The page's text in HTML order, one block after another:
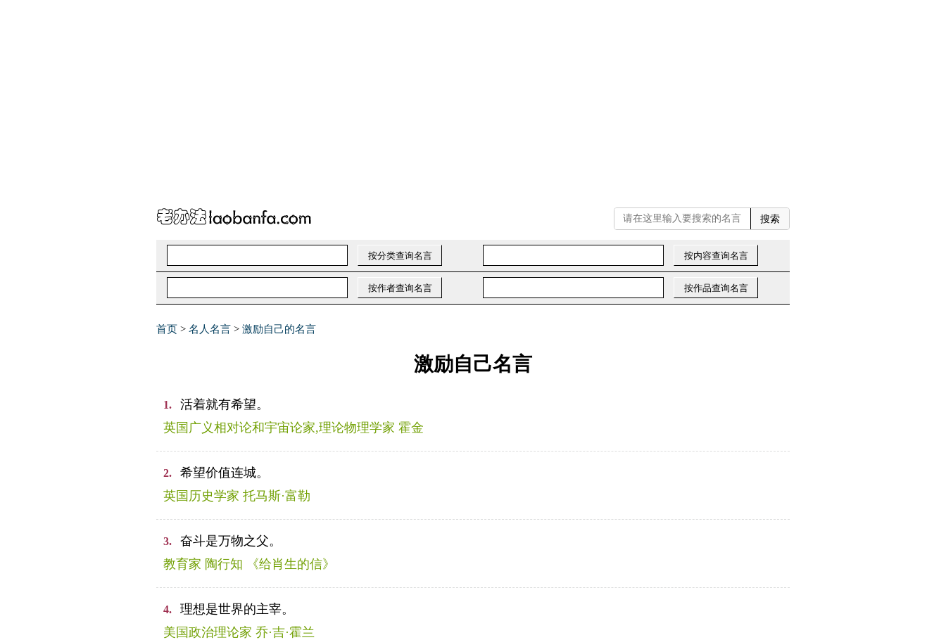
首页 > 名人名言 > 激励自己的名言
激励自己名言
1.
活着就有希望。
英国广义相对论和宇宙论家,理论物理学家 霍金
2.
希望价值连城。
英国历史学家 托马斯·富勒
3.
奋斗是万物之父。
教育家 陶行知 《给肖生的信》
4.
理想是世界的主宰。
美国政治理论家 乔·吉·霍兰